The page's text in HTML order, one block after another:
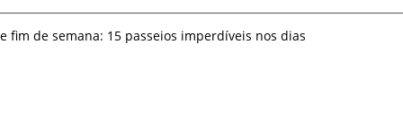
fim de semana: 15 passeios imperdíveis nos dias